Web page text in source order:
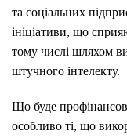
та соціальних
ініціативи, що
тому числі шляхом
штучного інтелекту.
Що буде
особливо ті, що